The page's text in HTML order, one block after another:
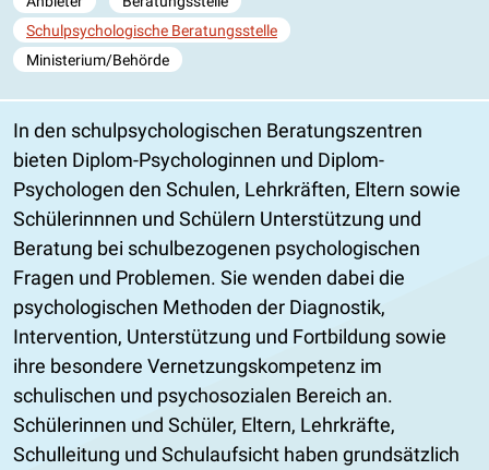
Schulpsychologische Beratungsstelle
Ministerium/Behörde
In den schulpsychologischen Beratungszentren
bieten Diplom-Psychologinnen und Diplom-
Psychologen den Schulen, Lehrkräften, Eltern sowie
Schülerinnnen und Schülern Unterstützung und
Beratung bei schulbezogenen psychologischen
Fragen und Problemen. Sie wenden dabei die
psychologischen Methoden der Diagnostik,
Intervention, Unterstützung und Fortbildung sowie
ihre besondere Vernetzungskompetenz im
schulischen und psychosozialen Bereich an.
Schülerinnen und Schüler, Eltern, Lehrkräfte,
Schulleitung und Schulaufsicht haben grundsätzlich